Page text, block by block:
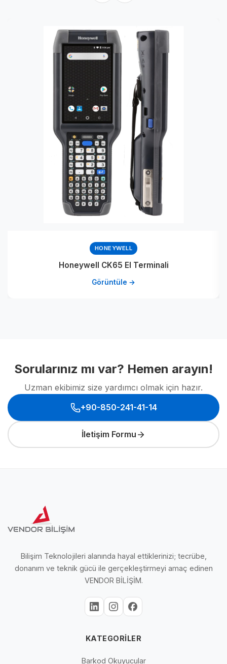
HONEYWELL
Honeywell CK65 El Terminali
Görüntüle →
Sorularınız mı var? Hemen arayın!
Uzman ekibimiz size yardımcı olmak için hazır.
+90-850-241-41-14
İletişim Formu
Bilişim Teknolojileri alanında hayal ettiklerinizi; tecrübe,
donanım ve teknik gücü ile gerçekleştirmeyi amaç edinen
VENDOR BİLİŞİM.
KATEGORILER
Barkod Okuyucular